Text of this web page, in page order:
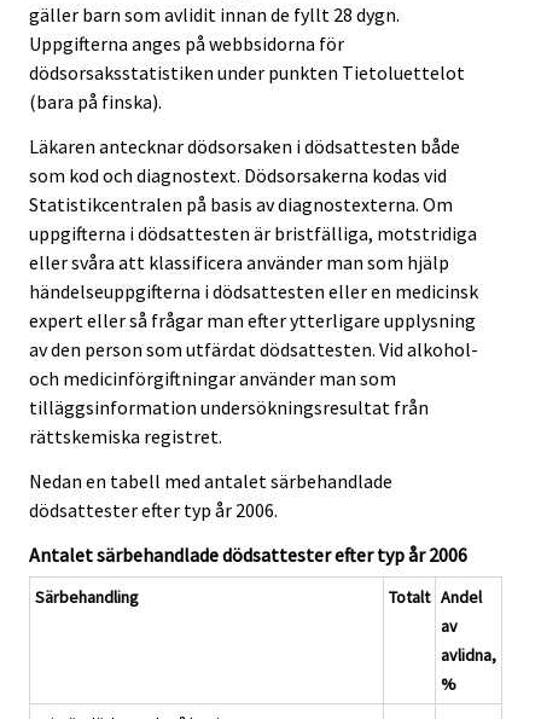
gäller barn som avlidit innan de fyllt 28 dygn.
Uppgifterna anges på webbsidorna för
dödsorsaksstatistiken under punkten Tietoluettelot
(bara på finska).
Läkaren antecknar dödsorsaken i dödsattesten både
som kod och diagnostext. Dödsorsakerna kodas vid
Statistikcentralen på basis av diagnostexterna. Om
uppgifterna i dödsattesten är bristfälliga, motstridiga
eller svåra att klassificera använder man som hjälp
händelseuppgifterna i dödsattesten eller en medicinsk
expert eller så frågar man efter ytterligare upplysning
av den person som utfärdat dödsattesten. Vid alkohol-
och medicinförgiftningar använder man som
tilläggsinformation undersökningsresultat från
rättskemiska registret.
Nedan en tabell med antalet särbehandlade
dödsattester efter typ år 2006.
Antalet särbehandlade dödsattester efter typ år 2006
Särbehandling Totalt Andel
av
avlidna,
%